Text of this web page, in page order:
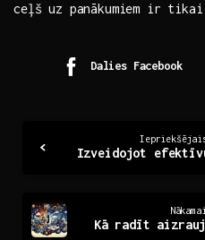
ceļš uz panākumiem ir
Dalies Facebook
Reading